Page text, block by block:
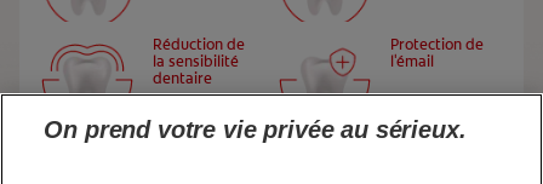
RECHERCHE DES SOLUTIONS IDÉALES
POUR LES PROFESSIONNELS
Réduction de
la sensibilité
dentaire
Protection de
l'émail
Réduction de
Haleine fraîche
COMMUNIQUEZ AVEC NOUS
FR (CA)
On prend votre vie privée au sérieux.